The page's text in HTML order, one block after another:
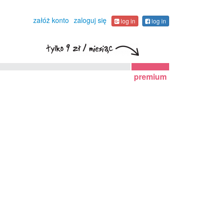
załóż konto zaloguj się log in log in
premium